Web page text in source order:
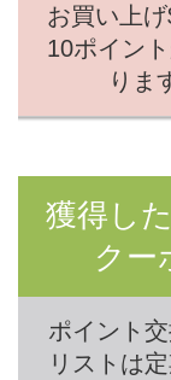
お買い上
10ポイン
りま
獲得し
クー
ポイント
リストは